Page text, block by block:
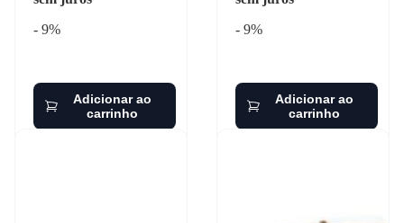
- 9%
Adicionar ao
carrinho
- 9%
Adicionar ao
carrinho